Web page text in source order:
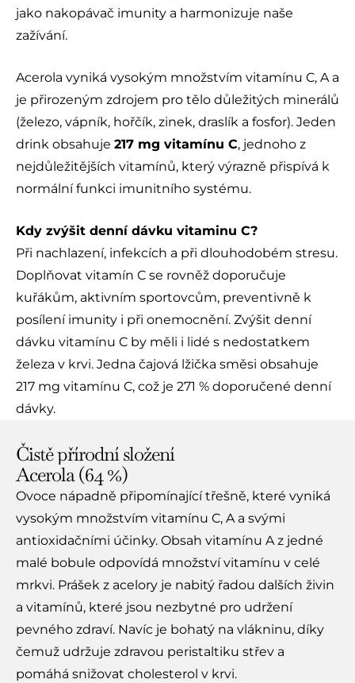
jako nakopávač imunity a harmonizuje naše
zažívání.
Acerola vyniká vysokým množstvím vitamínu C, A a
je přirozeným zdrojem pro tělo důležitých minerálů
(železo, vápník, hořčík, zinek, draslík a fosfor). Jeden
drink obsahuje 217 mg vitamínu C, jednoho z
nejdůležitějších vitamínů, který výrazně přispívá k
normální funkci imunitního systému.
Kdy zvýšit denní dávku vitaminu C?
Při nachlazení, infekcích a při dlouhodobém stresu.
Doplňovat vitamín C se rovněž doporučuje
kuřákům, aktivním sportovcům, preventivně k
posílení imunity i při onemocnění. Zvýšit denní
dávku vitamínu C by měli i lidé s nedostatkem
železa v krvi. Jedna čajová lžička směsi obsahuje
217 mg vitamínu C, což je 271 % doporučené denní
dávky.
Čistě přírodní složení
Acerola (64 %)
Ovoce nápadně připomínající třešně, které vyniká
vysokým množstvím vitamínu C, A a svými
antioxidačními účinky. Obsah vitamínu A z jedné
malé bobule odpovídá množství vitamínu v celé
mrkvi. Prášek z acelory je nabitý řadou dalších živin
a vitamínů, které jsou nezbytné pro udržení
pevného zdraví. Navíc je bohatý na vlákninu, díky
čemuž udržuje zdravou peristaltiku střev a
pomáhá snižovat cholesterol v krvi.